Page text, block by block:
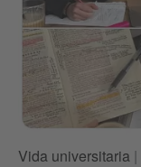
Vida universitaria |